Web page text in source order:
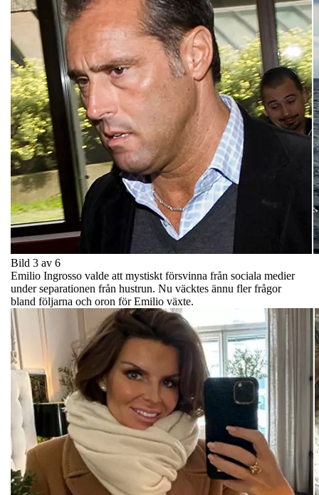
Bild 3 av 6
Emilio Ingrosso valde att mystiskt försvinna från sociala medier
under separationen från hustrun. Nu väcktes ännu fler frågor
bland följarna och oron för Emilio växte.